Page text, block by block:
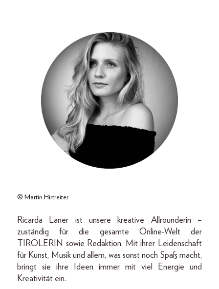
© Martin Hirtreiter
Ricarda Laner ist unsere kreative Allrounderin –
zuständig für die gesamte Online-Welt der
TIROLERIN sowie Redaktion. Mit ihrer Leidenschaft
für Kunst, Musik und allem, was sonst noch Spaß macht,
bringt sie ihre Ideen immer mit viel Energie und
Kreativität ein.